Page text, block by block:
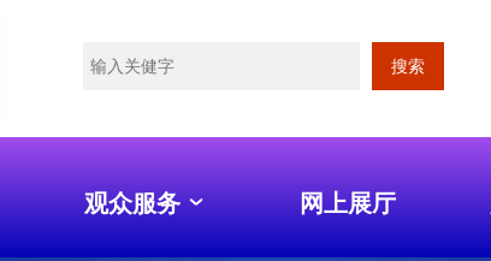
搜索
观众服务 网上展厅